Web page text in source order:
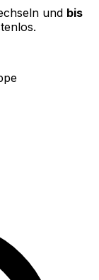
und bis